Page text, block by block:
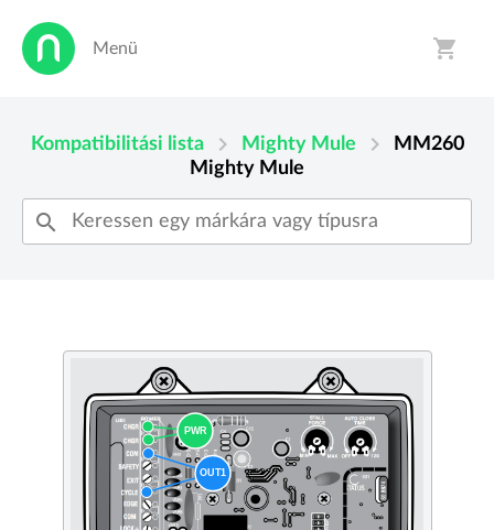
Menü shopping_cart
Kompatibilitási lista chevron_right Mighty Mule chevron_right
MM260
Mighty Mule
search